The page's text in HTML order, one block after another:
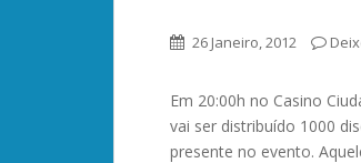
26 Janeiro, 2012
Em 20:00h no Casino
vai ser distribuído 1000
presente no evento.